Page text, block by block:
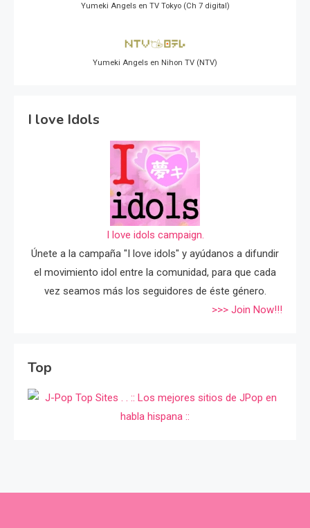
Yumeki Angels en TV Tokyo (Ch 7 digital)
Yumeki Angels en Nihon TV (NTV)
I love Idols
I love idols campaign.
Únete a la campaña "I love idols" y ayúdanos a difundir
el movimiento idol entre la comunidad, para que cada
vez seamos más los seguidores de éste género.
>>> Join Now!!!
Top